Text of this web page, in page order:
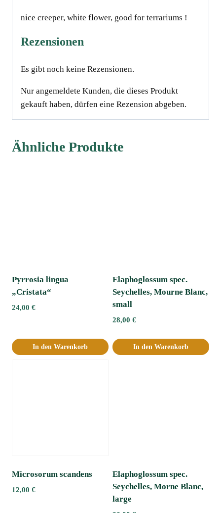
nice creeper, white flower, good for terrariums !
Rezensionen
Es gibt noch keine Rezensionen.
Nur angemeldete Kunden, die dieses Produkt
gekauft haben, dürfen eine Rezension abgeben.
Ähnliche Produkte
Pyrrosia lingua
„Cristata“
24,00 €
In den Warenkorb
Elaphoglossum spec.
Seychelles, Mourne Blanc,
small
28,00 €
In den Warenkorb
Microsorum scandens
12,00 €
Elaphoglossum spec.
Seychelles, Morne Blanc,
large